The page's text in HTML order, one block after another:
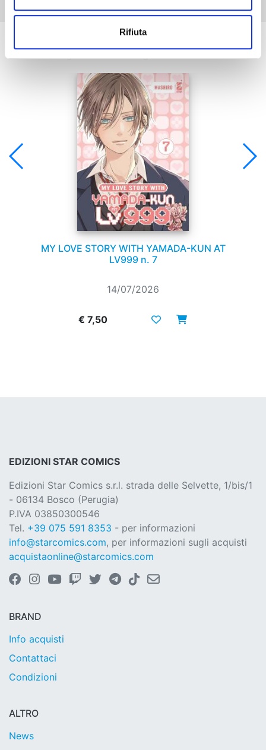
Rifiuta
Se ti è piaciuto prova anche:
MY LOVE STORY WITH YAMADA-KUN AT
LV999 n. 7
14/07/2026
€ 7,50
EDIZIONI STAR COMICS
Edizioni Star Comics s.r.l. strada delle Selvette, 1/bis/1
- 06134 Bosco (Perugia)
P.IVA 03850300546
Tel. +39 075 591 8353 - per informazioni
info@starcomics.com, per informazioni sugli acquisti
acquistaonline@starcomics.com
BRAND
Info acquisti
Contattaci
Condizioni
ALTRO
News